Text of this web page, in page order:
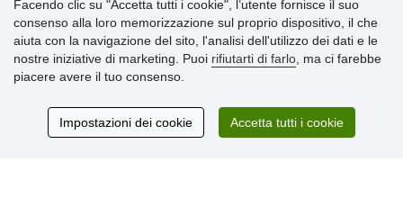
» Impostazioni dei cookie
» Termini & Condizioni
» Informativa sulla Privacy
» Consegna e pagamento
» Programma fedeltà
Facendo clic su "Accetta tutti i cookie", l’utente fornisce il suo
consenso alla loro memorizzazione sul proprio dispositivo, il che
aiuta con la navigazione del sito, l'analisi dell'utilizzo dei dati e le
nostre iniziative di marketing. Puoi rifiutarti di farlo , ma ci farebbe
piacere avere il tuo consenso.
Impostazioni dei cookie Accetta tutti i cookie